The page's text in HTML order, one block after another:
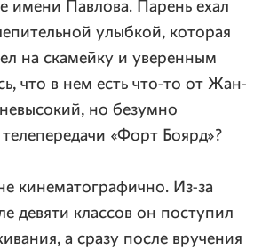
имени Павлова. Парень ехал
улыбкой, которая
на скамейку и уверенным
что в нем есть что-то от Жан-
но безумно
«Форт Боярд»?
кинематографично. Из-за
девяти классов он поступил
а сразу после вручения